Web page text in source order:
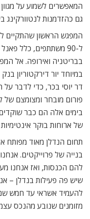
המאפשרים לשמוע על
גם כהזדמנות לנטוורקינג
המפגש הראשון שהתקיים
ל-90 משתתפים, כלל
בבריטניה ואירופה. אל
במיוחד יור דירקטוריון
דר יוסי בכר, כדי לדבר על
פורום מובחר ומצומצם של
בימים אלה הם כבר
של ארוחות בוקר אינטימיות (עד 25
תחום הנדלן מאוד מפותח
בנייה של פרוייקטים.
להם הכנסות, ואז אנחנו
שיש פה פעילות בנדלן –
להעמיד אשראי עד חמש
מזומנים שנובע מהנכס